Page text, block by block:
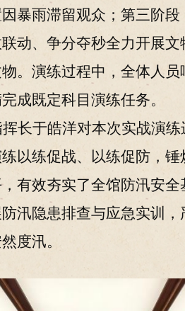
暴雨滞留观众；第三阶
动、争分夺秒全力开展
。演练过程中，全体人
成既定科目演练任务。
长于皓洋对本次实战演
以练促战、以练促防， 锤
有效夯实了全馆防汛安全
汛隐患排查与应急实训
度汛。